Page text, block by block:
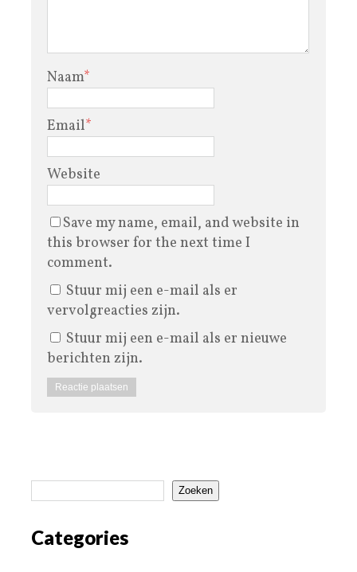
Naam*
Email*
Website
Save my name, email, and website in
this browser for the next time I
comment.
Stuur mij een e-mail als er
vervolgreacties zijn.
Stuur mij een e-mail als er nieuwe
berichten zijn.
Zoeken
Categories